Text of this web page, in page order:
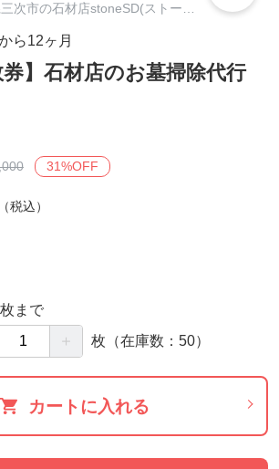
広島県三次市の石材店stoneSD(ストーンエスディー)
ら12ヶ月
券】石材店のお墓掃除代行
31%OFF
（税込）
まで
＋ 枚 （在庫数：50）
カートに入れる